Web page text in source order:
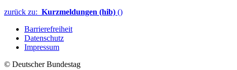
zurück zu: Kurzmeldungen (hib) ()
Barrierefreiheit
Datenschutz
Impressum
© Deutscher Bundestag